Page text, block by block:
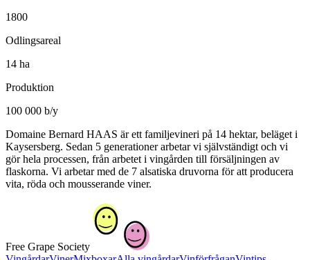
1800
Odlingsareal
14 ha
Produktion
100 000 b/y
Domaine Bernard HAAS är ett familjevineri på 14 hektar, beläget i
Kaysersberg. Sedan 5 generationer arbetar vi självständigt och vi
gör hela processen, från arbetet i vingården till försäljningen av
flaskorna. Vi arbetar med de 7 alsatiska druvorna för att producera
vita, röda och mousserande viner.
Free Grape Society